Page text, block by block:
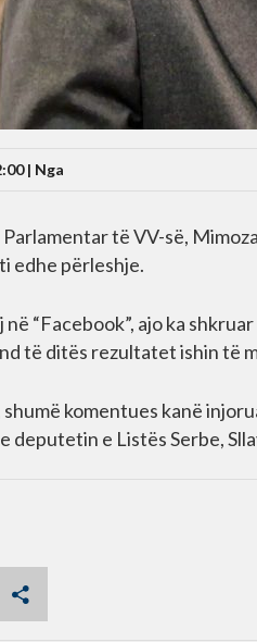
| Nga
të VV-së,
edhe përleshje.
në “Facebook”, ajo ka
të ditës rezultatet ishin të
komentues kanë
deputetin e Listës Serbe,